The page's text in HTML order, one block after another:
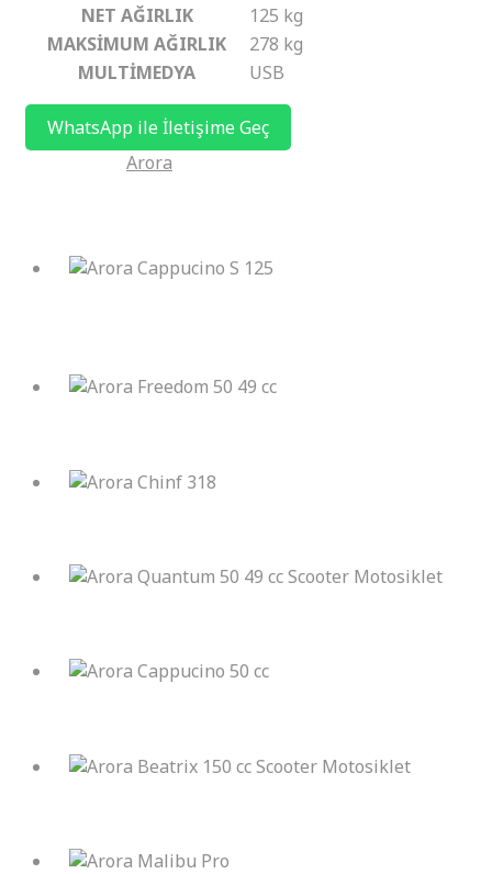
NET AĞIRLIK
125 kg
MAKSİMUM AĞIRLIK
278 kg
MULTİMEDYA
USB
WhatsApp ile İletişime Geç
Arora